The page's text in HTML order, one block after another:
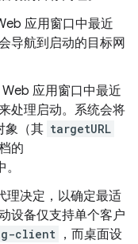
应用窗口中最近
导航到启动的目标网
Web 应用窗口中最近
处理启动。系统会将
象（其 targetURL
的
。
理决定，以确定最适
设备仅支持单个客户
client ，而桌面设